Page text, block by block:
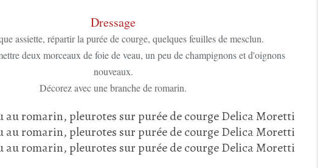
Dressage
assiette, répartir la purée de courge, quelques feuilles de mesclun.
deux morceaux de foie de veau, un peu de champignons et d'oignons
nouveaux.
Décorez avec une branche de romarin.